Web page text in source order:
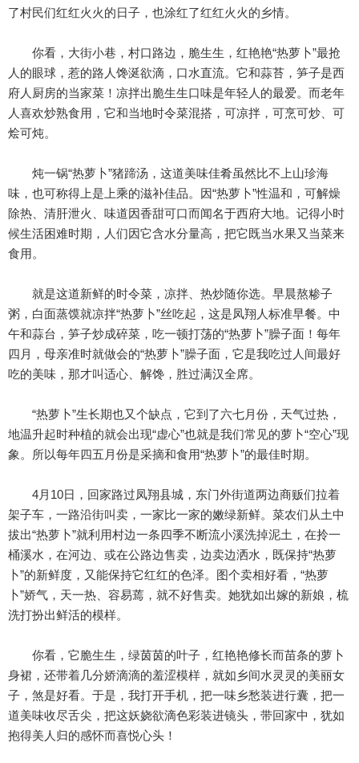
了村民们红红火火的日子，也涂红了红红火火的乡情。
你看，大街小巷，村口路边，脆生生，红艳艳“热萝卜”最抢
人的眼球，惹的路人馋涎欲滴，口水直流。它和蒜苔，笋子是西
府人厨房的当家菜！凉拌出脆生生口味是年轻人的最爱。而老年
人喜欢炒熟食用，它和当地时令菜混搭，可凉拌，可烹可炒、可
烩可炖。
炖一锅“热萝卜”猪蹄汤，这道美味佳肴虽然比不上山珍海
味，也可称得上是上乘的滋补佳品。因“热萝卜”性温和，可解燥
除热、清肝泄火、味道因香甜可口而闻名于西府大地。记得小时
候生活困难时期，人们因它含水分量高，把它既当水果又当菜来
食用。
就是这道新鲜的时令菜，凉拌、热炒随你选。早晨熬糁子
粥，白面蒸馍就凉拌“热萝卜”丝吃起，这是凤翔人标准早餐。中
午和蒜台，笋子炒成碎菜，吃一顿打荡的“热萝卜”臊子面！每年
四月，母亲准时就做会的“热萝卜”臊子面，它是我吃过人间最好
吃的美味，那才叫适心、解馋，胜过满汉全席。
“热萝卜”生长期也又个缺点，它到了六七月份，天气过热，
地温升起时种植的就会出现“虚心”也就是我们常见的萝卜“空心”现
象。所以每年四五月份是采摘和食用“热萝卜”的最佳时期。
4月10日，回家路过凤翔县城，东门外街道两边商贩们拉着
架子车，一路沿街叫卖，一家比一家的嫩绿新鲜。菜农们从土中
拔出“热萝卜”就利用村边一条四季不断流小溪洗掉泥土，在拎一
桶溪水，在河边、或在公路边售卖，边卖边洒水，既保持“热萝
卜”的新鲜度，又能保持它红红的色泽。图个卖相好看，“热萝
卜”娇气，天一热、容易蔫，就不好售卖。她犹如出嫁的新娘，梳
洗打扮出鲜活的模样。
你看，它脆生生，绿茵茵的叶子，红艳艳修长而苗条的萝卜
身裙，还带着几分娇滴滴的羞涩模样，就如乡间水灵灵的美丽女
子，煞是好看。于是，我打开手机，把一味乡愁装进行囊，把一
道美味收尽舌尖，把这妖娆欲滴色彩装进镜头，带回家中，犹如
抱得美人归的感怀而喜悦心头！